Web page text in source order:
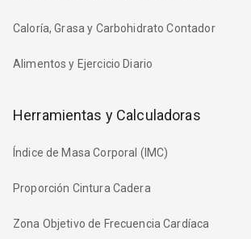
Caloría, Grasa y Carbohidrato Contador
Alimentos y Ejercicio Diario
Herramientas y Calculadoras
Índice de Masa Corporal (IMC)
Proporción Cintura Cadera
Zona Objetivo de Frecuencia Cardíaca